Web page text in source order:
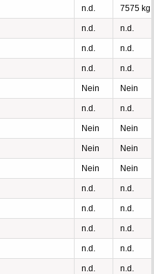
n.d. 7575 kg
n.d. n.d.
n.d. n.d.
n.d. n.d.
Nein Nein
n.d. n.d.
Nein Nein
Nein Nein
Nein Nein
n.d. n.d.
n.d. n.d.
n.d. n.d.
n.d. n.d.
n.d. n.d.